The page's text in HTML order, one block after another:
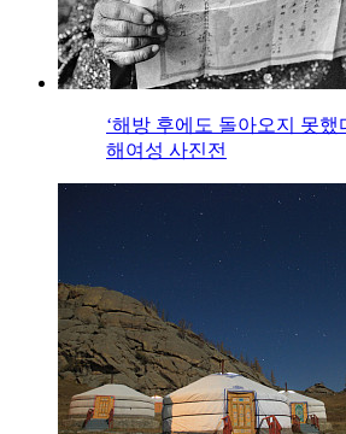
‘해방 후에도 돌아오지 못
해여성 사진전